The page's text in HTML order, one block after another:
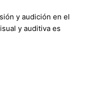
y audición en el
y auditiva es